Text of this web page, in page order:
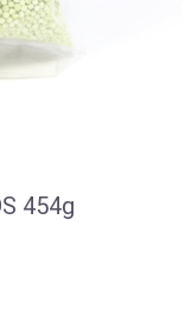
454g